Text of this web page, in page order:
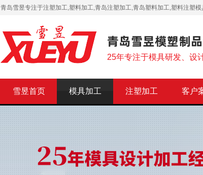
青岛雪昱专注于注塑加工,塑料加工,青岛注塑加工,青岛塑料加工,塑料注塑模
25年专注于模具研发、设
雪昱首页 模具加工 注塑加工 客户